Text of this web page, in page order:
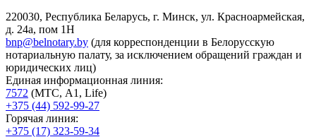
220030, Республика Беларусь, г. Минск, ул. Красноармейская,
д. 24а, пом 1Н
bnp@belnotary.by (для корреспонденции в Белорусскую
нотариальную палату, за исключением обращений граждан и
юридических лиц)
Единая информационная линия:
7572 (МТС, A1, Life)
+375 (44) 592-99-27
Горячая линия:
+375 (17) 323-59-34